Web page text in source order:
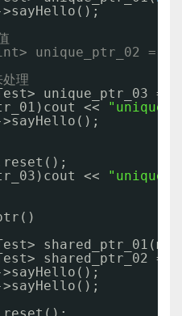
>sayHello();
unique_ptr_02 =
理
unique_ptr_03 =
<<
>sayHello();
<<
shared_ptr_02 =
>sayHello();
>sayHello();